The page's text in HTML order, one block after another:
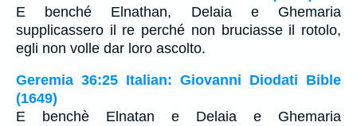
E benché Elnathan, Delaia e Ghemaria
supplicassero il re perché non bruciasse il rotolo,
egli non volle dar loro ascolto.
Geremia 36:25 Italian: Giovanni Diodati Bible
(1649)
E benchè Elnatan e Delaia e Ghemaria